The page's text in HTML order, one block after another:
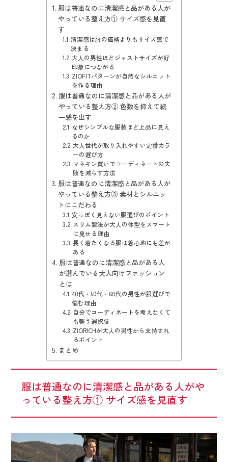
服は普通なのに清潔感と品がある人が
やっている整え方① サイズ感を見直
す
清潔感は服の価格よりもサイズ感で
決まる
大人の男性ほどジャストサイズが好
印象につながる
ZIOFITパターンが自然なシルエット
を作る理由
服は普通なのに清潔感と品がある人が
やっている整え方② 色数を抑えて統
一感を出す
なぜシンプルな服装ほど上品に見え
るのか
大人世代が取り入れやすい定番カラ
ーの選び方
マネキン買いでコーディネートの失
敗を減らす方法
服は普通なのに清潔感と品がある人が
やっている整え方③ 素材とシルエッ
トにこだわる
安っぽく見えない服選びのポイント
スリム製法が大人の体型をスマート
に見せる理由
長く着たくなる服は着心地にも差が
ある
服は普通なのに清潔感と品がある人
が選んでいる大人向けファッション
とは
40代・50代・60代の男性が服選びで
悩む理由
自分でコーディネートを考えなくて
も整う選択肢
ZIORICHが大人の男性から支持され
るポイント
まとめ
服は普通なのに清潔感と品がある人がや
っている整え方① サイズ感を見直す